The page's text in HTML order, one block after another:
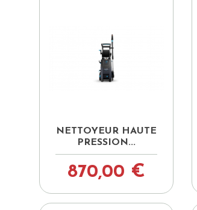
Aperçu rapide
NETTOYEUR HAUTE
PRESSION...
870,00 €